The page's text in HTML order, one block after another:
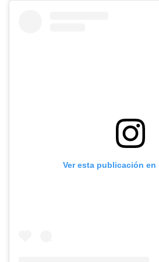
Ver esta publicación en